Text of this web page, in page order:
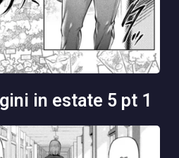
in estate 5 pt 1